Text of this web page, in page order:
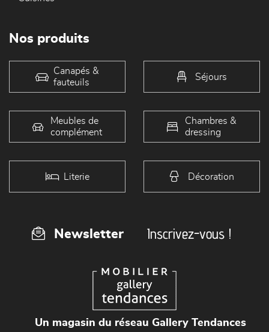
Nos produits
Canapés &
fauteuils
Séjours
Meubles de
complément
Chambres &
dressing
Literie Décoration
Newsletter Inscrivez-vous !
Un magasin du réseau Gallery Tendances